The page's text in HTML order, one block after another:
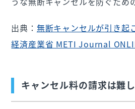
出典： 無断キャンセルが引き起
経済産業省 METI Journal
キャンセル料の請求は難